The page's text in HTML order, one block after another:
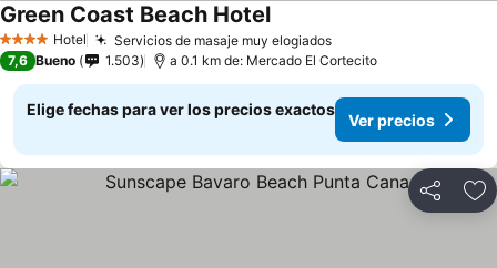
4 EstrellasHotel Servicios de masaje muy elogiadosVer precios
Green Coast Beach HotelVer precios
7,6 Bueno 1.503 a 0.1 km de: Mercado El Cortecito
Elige fechas para ver los precios exactos
Ver precios
Compartir